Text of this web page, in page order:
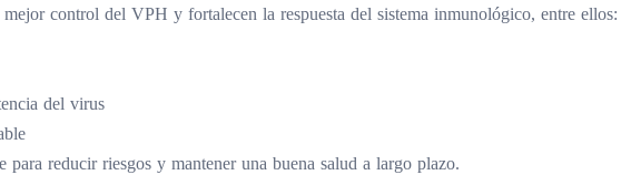
control del VPH y fortalecen la respuesta del sistema inmunológico, entre ellos:
del virus
reducir riesgos y mantener una buena salud a largo plazo.